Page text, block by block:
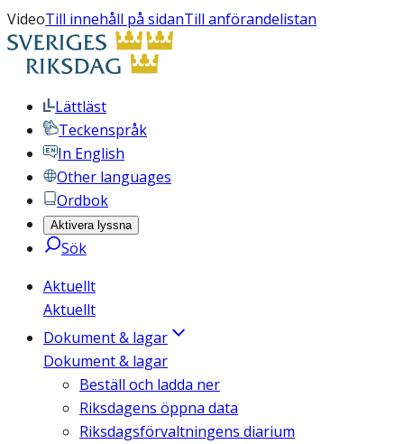
VideoTill innehåll på sidanTill anförandelistan
Lättläst
Teckenspråk
In English
Other languages
Ordbok
Aktivera lyssna
Sök
Aktuellt
Aktuellt
Dokument & lagar
Dokument & lagar
Beställ och ladda ner
Riksdagens öppna data
Riksdagsförvaltningens diarium